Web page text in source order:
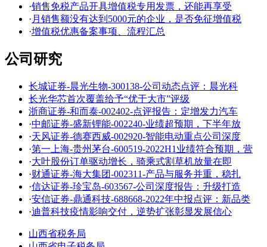
·销售免税产品开具增值税专用发票，还能再享受
· 月销售额没有达到5000元的企业，是否免征增值税
·增值税优惠备案事项、流程汇总
公司研究
长城证券-晨光生物-300138-公司动态点评：晨光科
长光华芯首次覆盖给予“优于大市”评级
浙商证券-和而泰-002402-点评报告：定增发力汽车
·中邮证券-盛新锂能-002240-业绩超预期，下半年放
·天风证券-德赛西威-002920-智能电动重点公司深度
·第一上海-贵州茅台-600519-2022H1业绩符合预期，营
·大叶股份订单驱动增长，骑乘式割草机放量在即
·财通证券-海大集团-002311-产品与服务并重，稳扎
·信达证券-珍宝岛-603567-公司深度报告：升级打造
·安信证券-鼎通科技-688668-2022年中报点评：新品类
·迪普科技疫情影响交付，逆势扩张彰显发展信心
山西省税务局